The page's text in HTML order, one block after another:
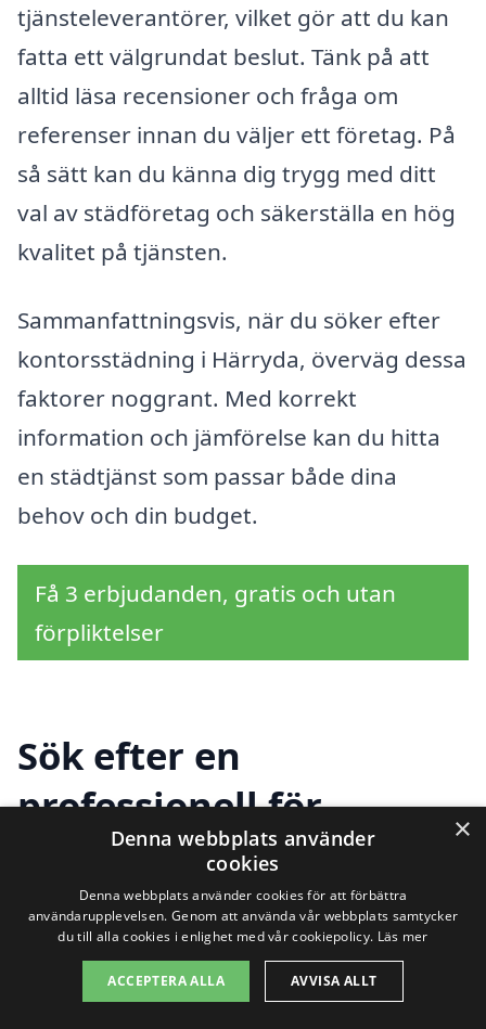
tjänsteleverantörer, vilket gör att du kan
fatta ett välgrundat beslut. Tänk på att
alltid läsa recensioner och fråga om
referenser innan du väljer ett företag. På
så sätt kan du känna dig trygg med ditt
val av städföretag och säkerställa en hög
kvalitet på tjänsten.
Sammanfattningsvis, när du söker efter
kontorsstädning i Härryda, överväg dessa
faktorer noggrant. Med korrekt
information och jämförelse kan du hitta
en städtjänst som passar både dina
behov och din budget.
Få 3 erbjudanden, gratis och utan
förpliktelser
Sök efter en
professionell för
kontorsstädning i
andra städer nära
Härryda
×
Denna webbplats använder
cookies
Denna webbplats använder cookies för att förbättra
användarupplevelsen. Genom att använda vår webbplats samtycker
du till alla cookies i enlighet med vår cookiepolicy. Läs mer
ACCEPTERA ALLA AVVISA ALLT